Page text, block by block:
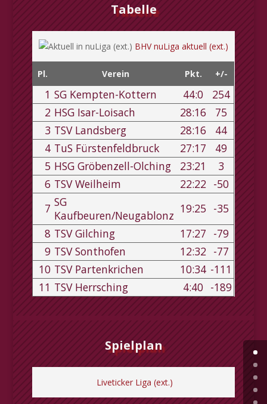
Tabelle
BHV nuLiga aktuell (ext.)
Pl. Verein Pkt. +/-
1 SG Kempten-Kottern 44:0
254
2 HSG Isar-Loisach 28:16
75
3 TSV Landsberg 28:16
44
4 TuS Fürstenfeldbruck 27:17
49
5 HSG Gröbenzell-Olching 23:21
3
6 TSV Weilheim 22:22 -50
7 SG
Kaufbeuren/Neugablonz 19:25 -35
8 TSV Gilching 17:27 -79
9 TSV Sonthofen 12:32 -77
10 TSV Partenkrichen 10:34 -111
11 TSV Herrsching 4:40 -189
Spielplan
Liveticker Liga (ext.)